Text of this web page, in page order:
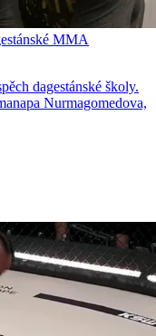
MMA
dagestánské školy.
Nurmagomedova,